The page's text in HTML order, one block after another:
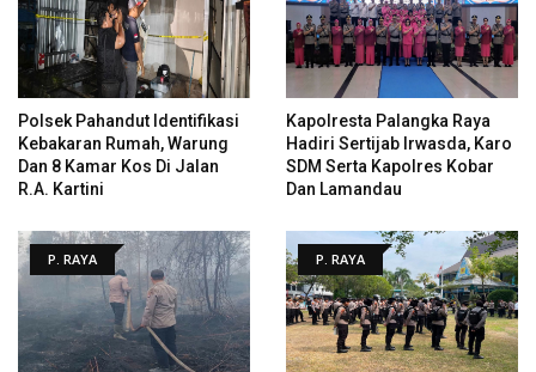
Polsek Pahandut Identifikasi
Kebakaran Rumah, Warung
Dan 8 Kamar Kos Di Jalan
R.A. Kartini
Kapolresta Palangka Raya
Hadiri Sertijab Irwasda, Karo
SDM Serta Kapolres Kobar
Dan Lamandau
P. RAYA P. RAYA